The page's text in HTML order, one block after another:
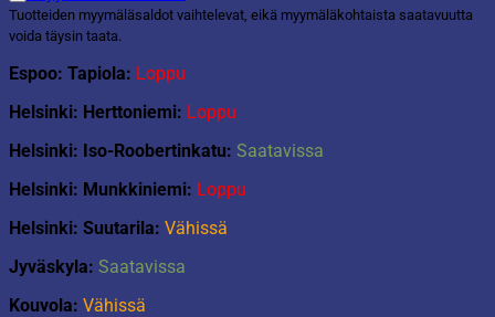
Tuotteiden myymäläsaldot vaihtelevat, eikä myymäläkohtaista saatavuutta
voida täysin taata.
Espoo: Tapiola: Loppu
Helsinki: Herttoniemi: Loppu
Helsinki: Iso-Roobertinkatu: Saatavissa
Helsinki: Munkkiniemi: Loppu
Helsinki: Suutarila: Vähissä
Jyväskyla: Saatavissa
Kouvola: Vähissä